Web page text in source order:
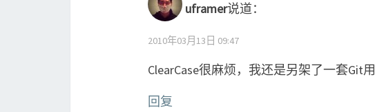
uframer说道：
2010年03月13日 09:47
ClearCase很麻烦，我还是另架了一套Git用
回复